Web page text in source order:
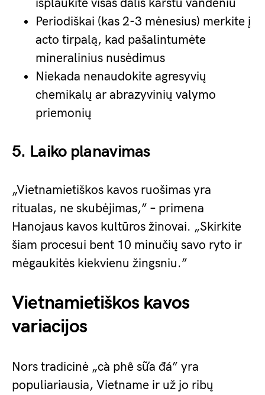
išplaukite visas dalis karštu vandeniu
Periodiškai (kas 2-3 mėnesius) merkite į
acto tirpalą, kad pašalintumėte
mineralinius nusėdimus
Niekada nenaudokite agresyvių
chemikalų ar abrazyvinių valymo
priemonių
5. Laiko planavimas
„Vietnamietiškos kavos ruošimas yra
ritualas, ne skubėjimas,” – primena
Hanojaus kavos kultūros žinovai. „Skirkite
šiam procesui bent 10 minučių savo ryto ir
mėgaukitės kiekvienu žingsniu.”
Vietnamietiškos kavos
variacijos
Nors tradicinė „cà phê sữa đá” yra
populiariausia, Vietname ir už jo ribų